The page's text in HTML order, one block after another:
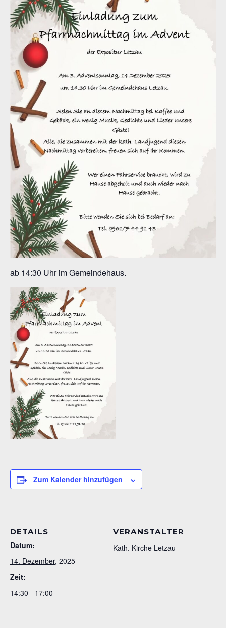
ab 14:30 Uhr im Gemeindehaus.
Zum Kalender hinzufügen
DETAILS
Datum:
14. Dezember, 2025
Zeit:
14:30 - 17:00
VERANSTALTER
Kath. Kirche Letzau